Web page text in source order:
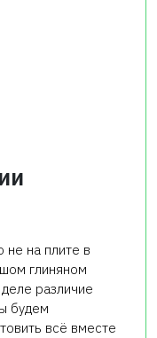
не на плите в
глиняном
различие
будем
всё вместе